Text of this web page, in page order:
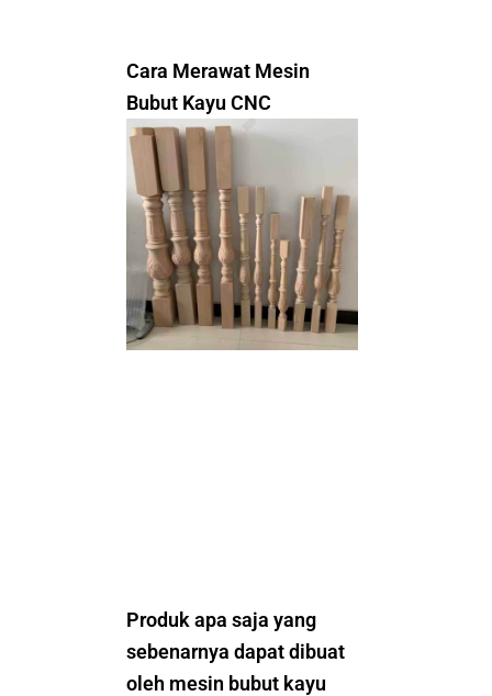
Cara Merawat Mesin
Bubut Kayu CNC
Produk apa saja yang
sebenarnya dapat dibuat
oleh mesin bubut kayu